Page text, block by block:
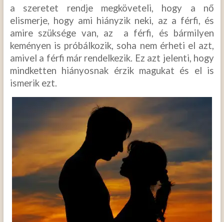
a szeretet rendje megköveteli, hogy a nő
elismerje, hogy ami hiányzik neki, az a férfi, és
amire szüksége van, az a férfi, és bármilyen
keményen is próbálkozik, soha nem érheti el azt,
amivel a férfi már rendelkezik. Ez azt jelenti, hogy
mindketten hiányosnak érzik magukat és el is
ismerik ezt.